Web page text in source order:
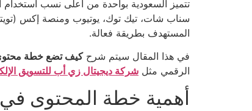
تتميز السعودية بواحدة من أعلى نسب
سناب شات، تيك توك، يوتيوب ومنصة إكس
المستهدف بطريقة فعالة.
في هذا المقال سيتم شرحكيف تضع خطة محتوى
الرقمي مثل شركة ديجيتال زي أب للتسويق
أهمية خطة المحتوى